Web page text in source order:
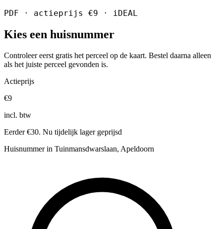
PDF · actieprijs €9 · iDEAL
Kies een huisnummer
Controleer eerst gratis het perceel op de kaart. Bestel daarna alleen
als het juiste perceel gevonden is.
Actieprijs
€9
incl. btw
Eerder €30. Nu tijdelijk lager geprijsd
Huisnummer in Tuinmansdwarslaan, Apeldoorn